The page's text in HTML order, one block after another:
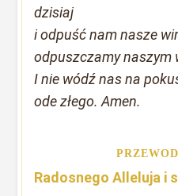
dzisiaj
i odpuść nam nasze
odpuszczamy naszym
I nie wódź nas na
ode złego. Amen.
Radosnego Alleluja i